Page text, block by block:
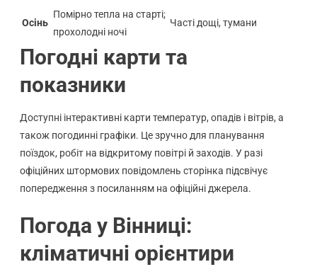
Осінь
Помірно тепла на старті;
прохолодні ночі
Часті дощі, тумани
Погодні карти та
показники
Доступні інтерактивні карти температур, опадів і вітрів, а
також погодинні графіки. Це зручно для планування
поїздок, робіт на відкритому повітрі й заходів. У разі
офіційних штормових повідомлень сторінка підсвічує
попередження з посиланням на офіційні джерела.
Погода у Вінниці:
кліматичні орієнтири